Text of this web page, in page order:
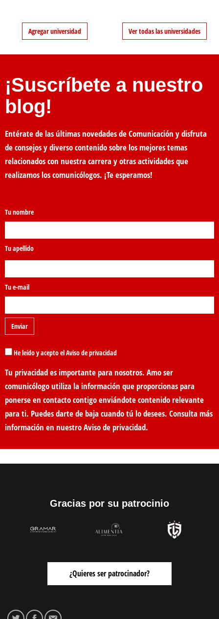
Agregar universidad Ver todas las universidades
¡Suscríbete a nuestro
blog!
Entérate de las últimas novedades de Comunicación y disfruta
de consejos y diverso contenido sobre los mejores temas
relacionados con nuestra carrera y otras actividades que
realizamos los comunicólogos. ¡Te esperamos!
Tu nombre
Tu apellido
Tu e-mail
He leído y acepto el Aviso de privacidad
Tu privacidad es importante para nosotros. Amo ser
comunicólogo utiliza la información que proporcionas para
ponerse en contacto contigo enviándote contenido relevante
para ti. Puedes darte de baja cuando tú lo desees. Consulta más
información en nuestroAviso de privacidad.
Gracias por su patrocinio
¿Quieres ser patrocinador?